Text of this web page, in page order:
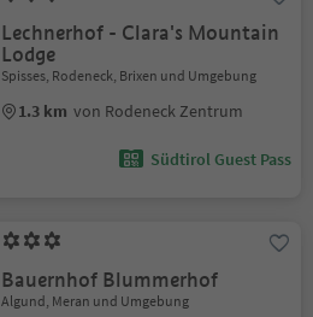
Lechnerhof - Clara's Mountain
Lodge
Spisses, Rodeneck, Brixen und Umgebung
1.3 km von Rodeneck Zentrum
Südtirol Guest Pass
Bauernhof Blummerhof
Algund, Meran und Umgebung